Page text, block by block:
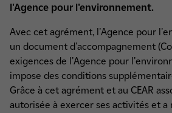
l'Agence pour l'environnement.
Avec cet agrément, l'Agence pour
un document d'accompagnement
exigences de l'Agence pour
impose des conditions
Grâce à cet agrément et au CEAR
autorisée à exercer ses activités et a